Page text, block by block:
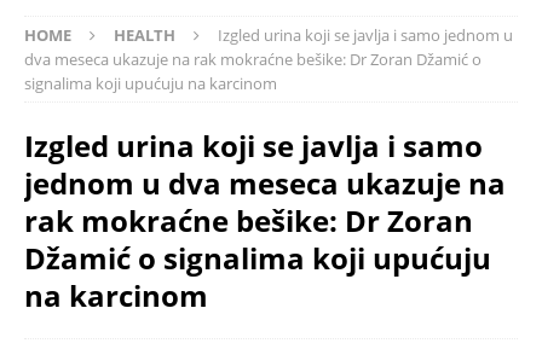
HOME HEALTH
Izgled urina koji se javlja i samo jednom u
dva meseca ukazuje na rak mokraćne bešike: Dr Zoran Džamić o
signalima koji upućuju na karcinom
Izgled urina koji se javlja i samo
jednom u dva meseca ukazuje na
rak mokraćne bešike: Dr Zoran
Džamić o signalima koji upućuju
na karcinom